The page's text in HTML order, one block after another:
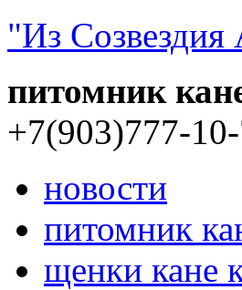
"Из Созвездия
питомник
+7(903)777-
новости
питомник
щенки кане